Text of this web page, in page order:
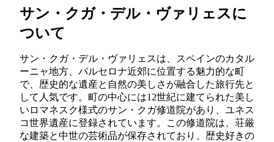
サン・クガ・デル・ヴァリェスに
ついて
サン・クガ・デル・ヴァリェスは、スペインのカタル
ーニャ地方、バルセロナ近郊に位置する魅力的な町
で、歴史的な遺産と自然の美しさが融合した旅行先と
して人気です。町の中心には12世紀に建てられた美し
いロマネスク様式のサン・クガ修道院があり、ユネス
コ世界遺産に登録されています。この修道院は、荘厳
な建築と中世の芸術品が保存されており、歴史好きの